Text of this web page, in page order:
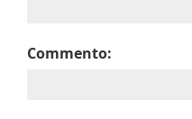
Commento: